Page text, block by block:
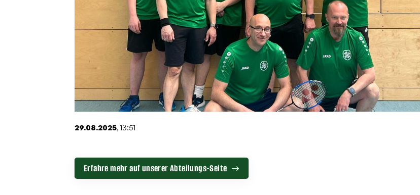
29.08.2025, 13:51
Erfahre mehr auf unserer Abteilungs-Seite